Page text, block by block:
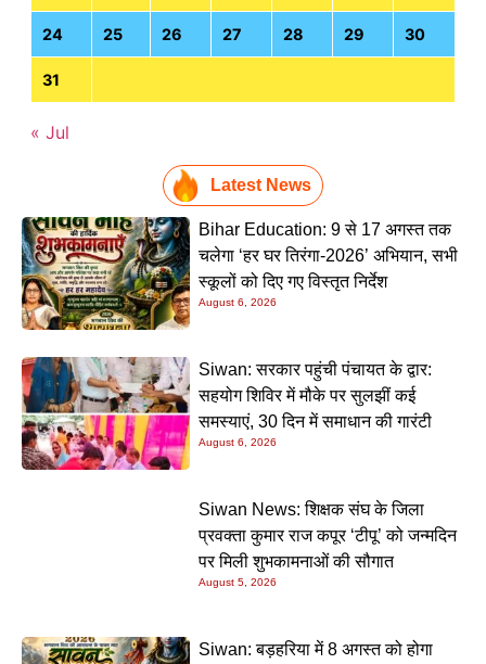
24 25 26 27 28 29 30
31
« Jul
Latest News
Bihar Education: 9 से 17 अगस्त तक
चलेगा ‘हर घर तिरंगा-2026’ अभियान, सभी
स्कूलों को दिए गए विस्तृत निर्देश
August 6, 2026
Siwan: सरकार पहुंची पंचायत के द्वार:
सहयोग शिविर में मौके पर सुलझीं कई
समस्याएं, 30 दिन में समाधान की गारंटी
August 6, 2026
Siwan News: शिक्षक संघ के जिला
प्रवक्ता कुमार राज कपूर ‘टीपू’ को जन्मदिन
पर मिली शुभकामनाओं की सौगात
August 5, 2026
Siwan: बड़हरिया में 8 अगस्त को होगा